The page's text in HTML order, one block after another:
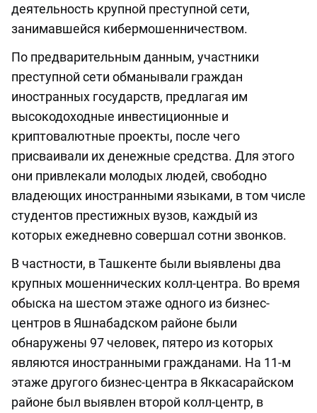
деятельность крупной преступной сети,
занимавшейся кибермошенничеством.
По предварительным данным, участники
преступной сети обманывали граждан
иностранных государств, предлагая им
высокодоходные инвестиционные и
криптовалютные проекты, после чего
присваивали их денежные средства. Для этого
они привлекали молодых людей, свободно
владеющих иностранными языками, в том числе
студентов престижных вузов, каждый из
которых ежедневно совершал сотни звонков.
В частности, в Ташкенте были выявлены два
крупных мошеннических колл-центра. Во время
обыска на шестом этаже одного из бизнес-
центров в Яшнабадском районе были
обнаружены 97 человек, пятеро из которых
являются иностранными гражданами. На 11-м
этаже другого бизнес-центра в Яккасарайском
районе был выявлен второй колл-центр, в